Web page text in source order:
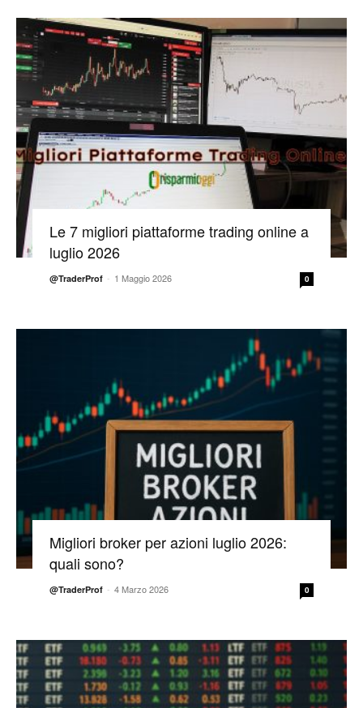
Le 7 migliori piattaforme trading online a
luglio 2026
@TraderProf - 1 Maggio 2026 0
Migliori broker per azioni luglio 2026:
quali sono?
@TraderProf - 4 Marzo 2026 0